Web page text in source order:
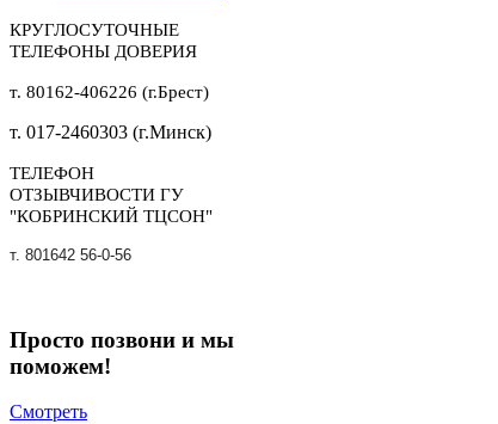
КРУГЛОСУТОЧНЫЕ
ТЕЛЕФОНЫ ДОВЕРИЯ
т. 80162-406226 (г.Брест)
т. 017-2460303 (г.Минск)
ТЕЛЕФОН
ОТЗЫВЧИВОСТИ ГУ
"КОБРИНСКИЙ ТЦСОН"
т. 801642 56-0-56
Просто позвони и мы
поможем!
Смотреть